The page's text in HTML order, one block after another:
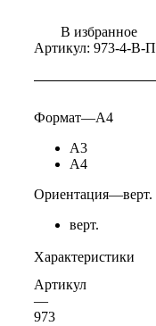
В избранное
Артикул: 973-4-В-П
Формат—А4
А3
А4
Ориентация—верт.
верт.
Характеристики
Артикул
—
973